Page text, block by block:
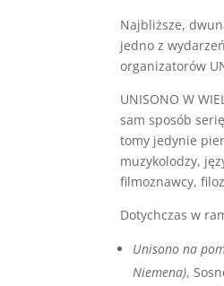
Najbliższe,
jedno z
organizatorów
UNISONO W
sam sposób
tomy jedynie
muzykolodzy,
filmoznawcy,
Dotychczas w
Unisono na
Niemena),